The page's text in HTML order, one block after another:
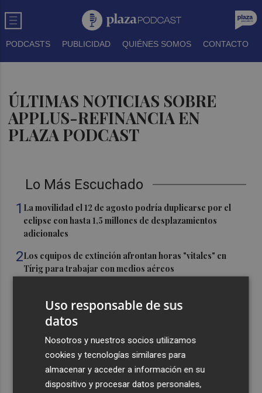
PODCASTS PUBLICIDAD QUIÉNES SOMOS CONTACTO
ÚLTIMAS NOTICIAS SOBRE
APPLUS-REFINANCIA EN
PLAZA PODCAST
Lo Más Escuchado
1 La movilidad el 12 de agosto podría duplicarse por el
eclipse con hasta 1,5 millones de desplazamientos
adicionales
2Los equipos de extinción afrontan horas "vitales" en
Tírig para trabajar con medios aéreos
seguridad por el eclipse del día 12, con más de 24.000
efectivos
El Ayuntamiento de València lanza un decálogo para
seguir el eclipse con seguridad
Jorge Martín logra su primera 'pole position' en
Silverstone, con nuevo récord
Uso responsable de sus
datos
Nosotros y nuestros socios utilizamos
cookies y tecnologías similares para
almacenar y acceder a información en su
dispositivo y procesar datos personales,